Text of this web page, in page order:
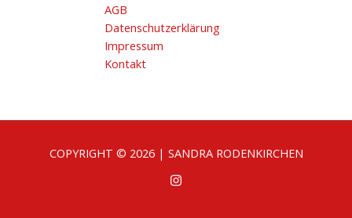
AGB
Datenschutzerklärung
Impressum
Kontakt
COPYRIGHT © 2026 | SANDRA RODENKIRCHEN